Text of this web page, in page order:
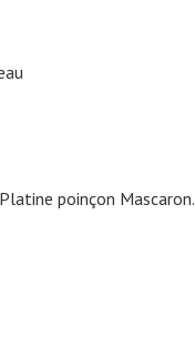
poinçon Mascaron.